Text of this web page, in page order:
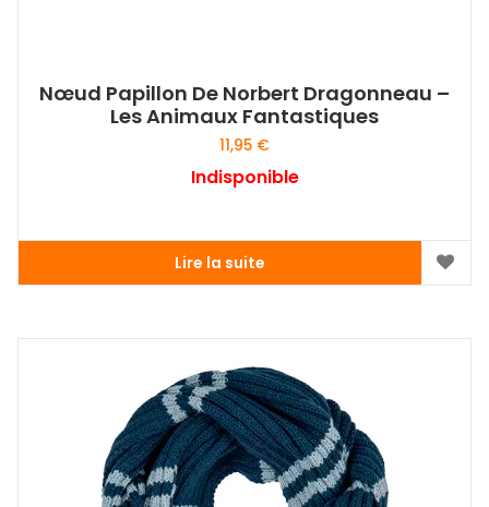
Nœud Papillon De Norbert Dragonneau –
Les Animaux Fantastiques
11,95 €
Indisponible
Lire la suite